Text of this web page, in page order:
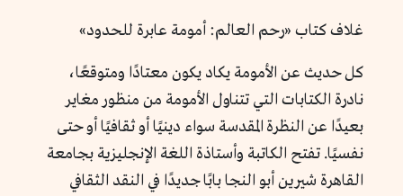
غلاف كتاب «رحم العالم: أمومة عابرة للحدود»
كل حديث عن الأمومة يكاد يكون معتادًا ومتوقعًا،
نادرة الكتابات التي تتناول الأمومة من منظور مغاير
بعيدًا عن النظرة المقدسة سواء دينيًا أو ثقافيًا أو حتى
نفسيًا. تفتح الكاتبة وأستاذة اللغة الإنجليزية بجامعة
القاهرة شيرين أبو النجا بابًا جديدًا في النقد الثقافي